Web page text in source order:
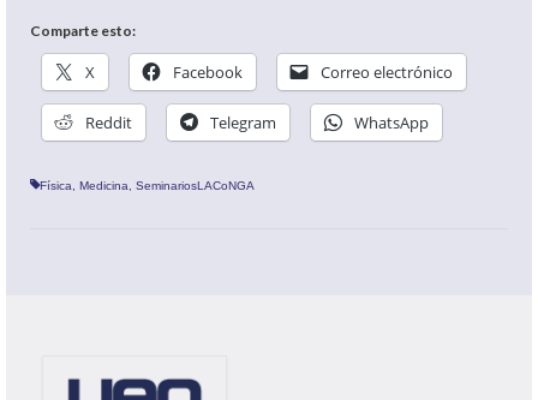
Comparte esto:
X Facebook Correo electrónico
Reddit Telegram WhatsApp
Física Medicina SeminariosLACoNGA